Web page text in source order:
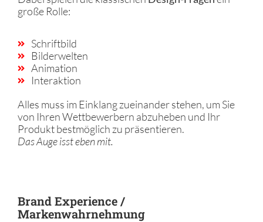
große Rolle:
Schriftbild
Bilderwelten
Animation
Interaktion
Alles muss im Einklang zueinander stehen, um Sie
von Ihren Wettbewerbern abzuheben und Ihr
Produkt bestmöglich zu präsentieren.
Das Auge isst eben mit.
Brand Experience /
Markenwahrnehmung